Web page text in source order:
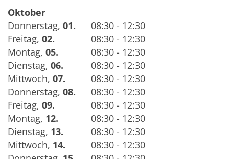
Oktober
Donnerstag, 01.
08:30 - 12:30
Freitag, 02.
08:30 - 12:30
Montag, 05.
08:30 - 12:30
Dienstag, 06.
08:30 - 12:30
Mittwoch, 07.
08:30 - 12:30
Donnerstag, 08.
08:30 - 12:30
Freitag, 09.
08:30 - 12:30
Montag, 12.
08:30 - 12:30
Dienstag, 13.
08:30 - 12:30
Mittwoch, 14.
08:30 - 12:30